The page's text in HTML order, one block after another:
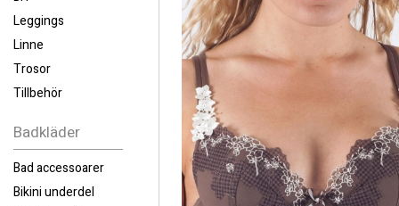
Leggings
Linne
Trosor
Tillbehör
Badkläder
Bad accessoarer
Bikini underdel